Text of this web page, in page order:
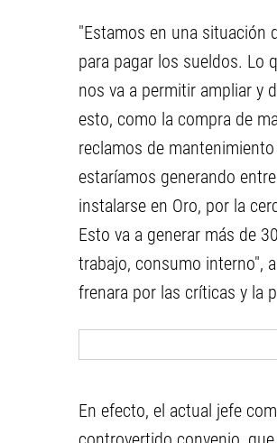
"Estamos en una situación
para pagar los sueldos. Lo
nos va a permitir ampliar y
esto, como la compra de
reclamos de
estaríamos generando
instalarse en Oro, por la
Esto va a generar más de
trabajo, consumo interno",
frenara por las críticas y la
En efecto, el actual jefe